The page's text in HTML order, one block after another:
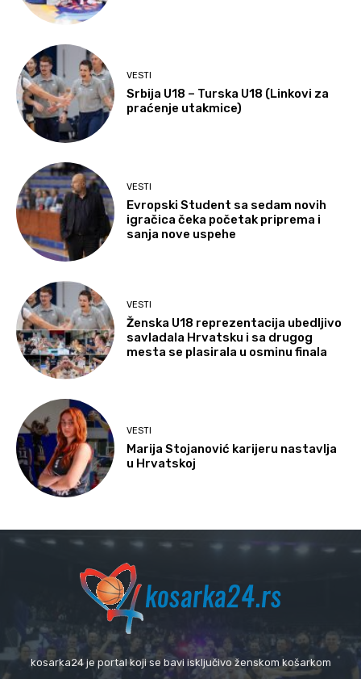
VESTI
Srbija U18 – Turska U18 (Linkovi za
praćenje utakmice)
VESTI
Evropski Student sa sedam novih
igračica čeka početak priprema i
sanja nove uspehe
VESTI
Ženska U18 reprezentacija ubedljivo
savladala Hrvatsku i sa drugog
mesta se plasirala u osminu finala
VESTI
Marija Stojanović karijeru nastavlja
u Hrvatskoj
kosarka24 je portal koji se bavi isključivo ženskom košarkom